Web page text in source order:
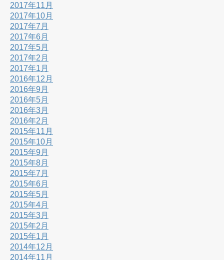
2017年11月
2017年10月
2017年7月
2017年6月
2017年5月
2017年2月
2017年1月
2016年12月
2016年9月
2016年5月
2016年3月
2016年2月
2015年11月
2015年10月
2015年9月
2015年8月
2015年7月
2015年6月
2015年5月
2015年4月
2015年3月
2015年2月
2015年1月
2014年12月
2014年11月